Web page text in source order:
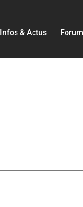
Infos & Actus Forum